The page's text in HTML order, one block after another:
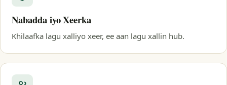
Nabadda iyo Xeerka
Khilaafka lagu xalliyo xeer, ee aan lagu xallin hub.